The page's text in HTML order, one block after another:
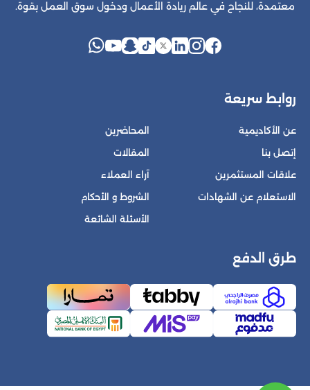
معتمدة، للنجاح في عالم ريادة الأعمال ودخول سوق العمل بقوة.
روابط سريعة
عن الأكاديمية
إتصل بنا
علاقات المستثمرين
الاستعلام عن الشهادات
المحاضرين
المقالات
آراء العملاء
الشروط و الأحكام
الأسئلة الشائعة
طرق الدفع